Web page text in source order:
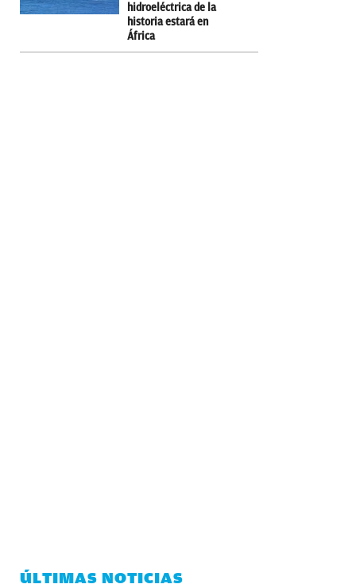
hidroeléctrica de la
historia estará en
África
ÚLTIMAS NOTICIAS